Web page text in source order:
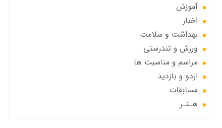
آموزش
اخبار
بهداشت و سلامت
ورزش و تندرستی
مراسم و مناسبت ها
اردو و بازدید
مسابقات
هـنـر